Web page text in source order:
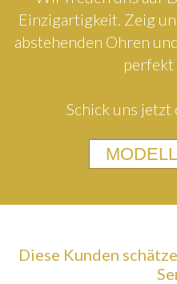
Einzigartigkeit. Zeig
abstehenden Ohren
perfekt
Schick uns
Diese Kunden